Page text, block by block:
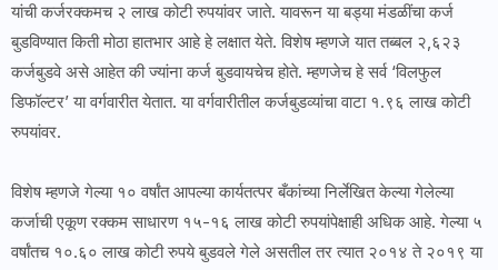
यांची कर्जरक्कमच २ लाख कोटी रुपयांवर जाते. यावरून या बड्या मंडळींचा कर्ज
बुडविण्यात किती मोठा हातभार आहे हे लक्षात येते. विशेष म्हणजे यात तब्बल २,६२३
कर्जबुडवे असे आहेत की ज्यांना कर्ज बुडवायचेच होते. म्हणजेच हे सर्व ‘विलफुल
डिफॉल्टर’ या वर्गवारीत येतात. या वर्गवारीतील कर्जबुडव्यांचा वाटा १.९६ लाख कोटी
रुपयांवर.
विशेष म्हणजे गेल्या १० वर्षांत आपल्या कार्यतत्पर बँकांच्या निर्लेखित केल्या गेलेल्या
कर्जाची एकूण रक्कम साधारण १५-१६ लाख कोटी रुपयांपेक्षाही अधिक आहे. गेल्या ५
वर्षांतच १०.६० लाख कोटी रुपये बुडवले गेले असतील तर त्यात २०१४ ते २०१९ या